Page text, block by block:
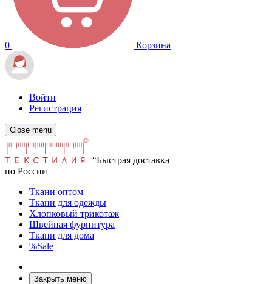
0 Корзина
Войти
Регистрация
Close menu
“Быстрая доставка
по России
Ткани оптом
Ткани для одежды
Хлопковый трикотаж
Швейная фурнитура
Ткани для дома
%Sale
Закрыть меню